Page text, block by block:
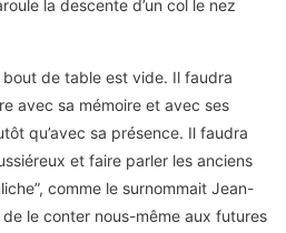
la descente d’un col le nez
bout de table est vide. Il faudra
avec sa mémoire et avec ses
qu’avec sa présence. Il faudra
et faire parler les anciens
comme le surnommait Jean-
le conter nous-même aux futures